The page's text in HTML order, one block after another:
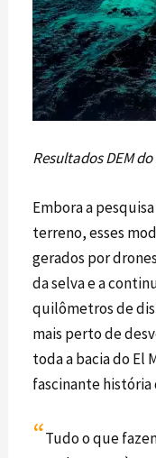
Resultados DEM
Embora a
terreno, esses
gerados pordrones
da selva e a
quilômetros de
mais perto de
toda a bacia do El
fascinante história
“Tudo o que